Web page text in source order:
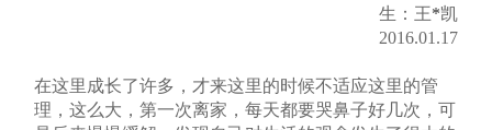
生：王*凯
2016.01.17
在这里成长了许多，才来这里的时候不适应这里的管
理，这么大，第一次离家，每天都要哭鼻子好几次，可